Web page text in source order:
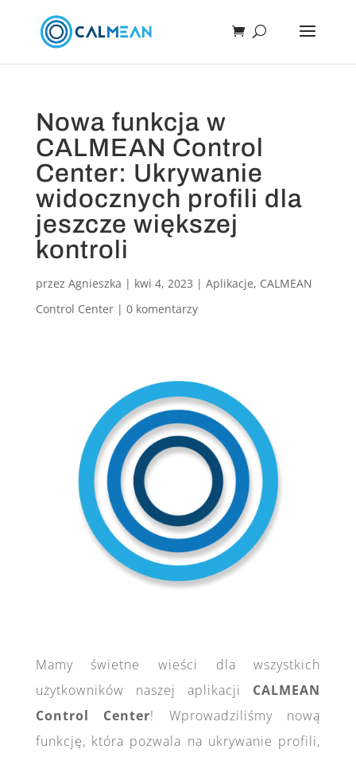
Nowa funkcja w
CALMEAN Control
Center: Ukrywanie
widocznych profili dla
jeszcze większej
kontroli
przez Agnieszka | kwi 4, 2023 | Aplikacje, CALMEAN
Control Center| 0 komentarzy
Mamy świetne wieści dla wszystkich
użytkowników naszej aplikacji CALMEAN
Control Center! Wprowadziliśmy nową
funkcję, która pozwala na ukrywanie profili,